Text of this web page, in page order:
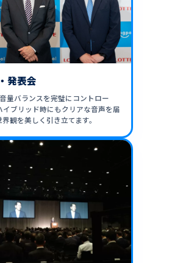
発表会
量バランスを完璧にコントロー
イブリッド時にもクリアな音声を届
観を美しく引き立てます。